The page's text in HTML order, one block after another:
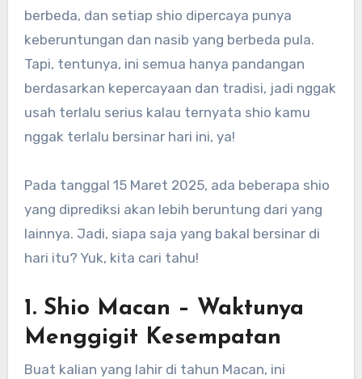
berbeda, dan setiap shio dipercaya punya
keberuntungan dan nasib yang berbeda pula.
Tapi, tentunya, ini semua hanya pandangan
berdasarkan kepercayaan dan tradisi, jadi nggak
usah terlalu serius kalau ternyata shio kamu
nggak terlalu bersinar hari ini, ya!
Pada tanggal 15 Maret 2025, ada beberapa shio
yang diprediksi akan lebih beruntung dari yang
lainnya. Jadi, siapa saja yang bakal bersinar di
hari itu? Yuk, kita cari tahu!
1. Shio Macan – Waktunya
Menggigit Kesempatan
Buat kalian yang lahir di tahun Macan, ini